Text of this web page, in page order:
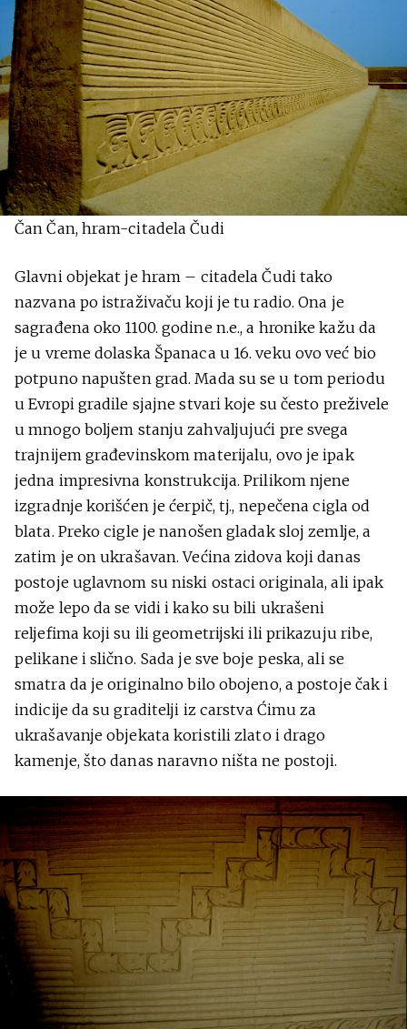
Čan Čan, hram-citadela Čudi
Glavni objekat je hram – citadela Čudi tako
nazvana po istraživaču koji je tu radio. Ona je
sagrađena oko 1100. godine n.e., a hronike kažu da
je u vreme dolaska Španaca u 16. veku ovo već bio
potpuno napušten grad. Mada su se u tom periodu
u Evropi gradile sjajne stvari koje su često preživele
u mnogo boljem stanju zahvaljujući pre svega
trajnijem građevinskom materijalu, ovo je ipak
jedna impresivna konstrukcija. Prilikom njene
izgradnje korišćen je ćerpič, tj., nepečena cigla od
blata. Preko cigle je nanošen gladak sloj zemlje, a
zatim je on ukrašavan. Većina zidova koji danas
postoje uglavnom su niski ostaci originala, ali ipak
može lepo da se vidi i kako su bili ukrašeni
reljefima koji su ili geometrijski ili prikazuju ribe,
pelikane i slično. Sada je sve boje peska, ali se
smatra da je originalno bilo obojeno, a postoje čak i
indicije da su graditelji iz carstva Ćimu za
ukrašavanje objekata koristili zlato i drago
kamenje, što danas naravno ništa ne postoji.